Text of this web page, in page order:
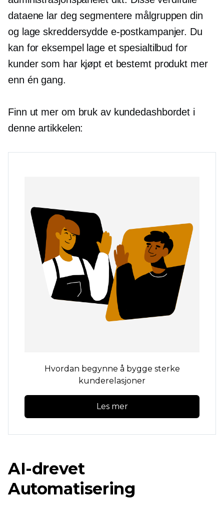
dataene lar deg segmentere målgruppen din
og lage skreddersydde e-postkampanjer. Du
kan for eksempel lage et spesialtilbud for
kunder som har kjøpt et bestemt produkt mer
enn én gang.
Finn ut mer om bruk av kundedashbordet i
denne artikkelen:
Hvordan begynne å bygge sterke
kunderelasjoner
Les mer
AI-drevet
Automatisering